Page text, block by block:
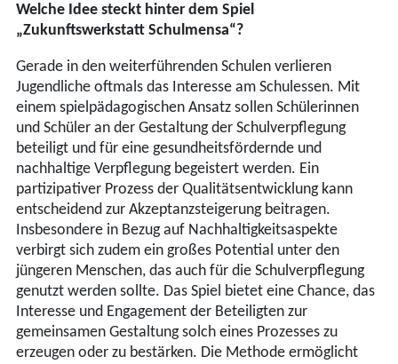
Welche Idee steckt hinter dem Spiel
„Zukunftswerkstatt Schulmensa“?
Gerade in den weiterführenden Schulen verlieren
Jugendliche oftmals das Interesse am Schulessen. Mit
einem spielpädagogischen Ansatz sollen Schülerinnen
und Schüler an der Gestaltung der Schulverpflegung
beteiligt und für eine gesundheitsfördernde und
nachhaltige Verpflegung begeistert werden. Ein
partizipativer Prozess der Qualitätsentwicklung kann
entscheidend zur Akzeptanzsteigerung beitragen.
Insbesondere in Bezug auf Nachhaltigkeitsaspekte
verbirgt sich zudem ein großes Potential unter den
jüngeren Menschen, das auch für die Schulverpflegung
genutzt werden sollte. Das Spiel bietet eine Chance, das
Interesse und Engagement der Beteiligten zur
gemeinsamen Gestaltung solch eines Prozesses zu
erzeugen oder zu bestärken. Die Methode ermöglicht